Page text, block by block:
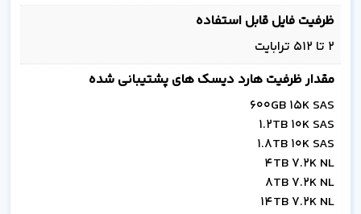
ظرفیت فایل قابل استفاده
2 تا 512 ترابایت
مقدار ظرفیت هارد دیسک های پشتیبانی شده
600GB 15K SAS
1.2TB 10K SAS
1.8TB 10K SAS
4TB 7.2K NL
8TB 7.2K NL
14TB 7.2K NL